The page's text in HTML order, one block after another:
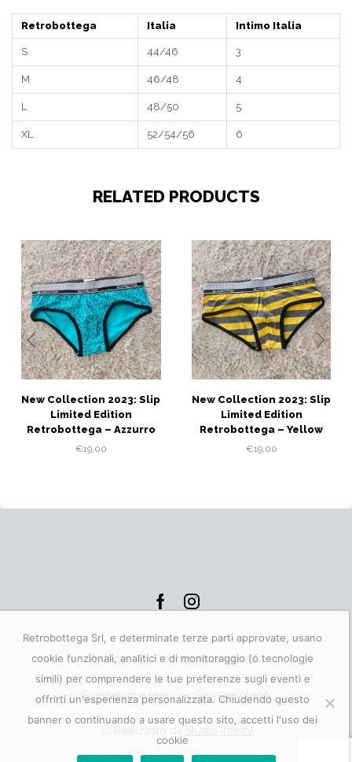
Retrobottega Italia Intimo Italia
S 44/46 3
M 46/48 4
L 48/50 5
XL 52/54/56 6
RELATED PRODUCTS
New Collection 2023: Slip
Limited Edition
Retrobottega – Azzurro
€19,00
New Collection 2023: Slip
Limited Edition
Retrobottega – Yellow
€19,00
Facebook
Instagram
Privacy Condizioni di vendita
Spedizioni e resi Servizio clienti
Retrobottega Srl, e determinate terze parti approvate, usano
cookie funzionali, analitici e di monitoraggio (o tecnologie
simili) per comprendere le tue preferenze sugli eventi e
offrirti un'esperienza personalizzata. Chiudendo questo
banner o continuando a usare questo sito, accetti l'uso dei
cookie